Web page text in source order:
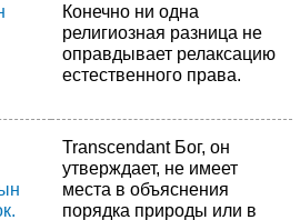
Конечно ни одна
религиозная разница не
оправдывает релаксацию
естественного права.
Transcendant Бог, он
утверждает, не имеет
места в объяснения
порядка природы или в